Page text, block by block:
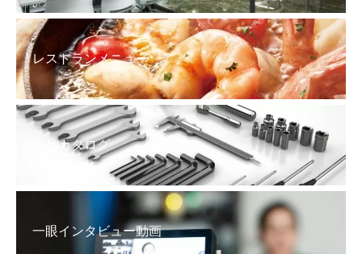
レストランメニュー
商品カタログ
一眼インタビュー動画